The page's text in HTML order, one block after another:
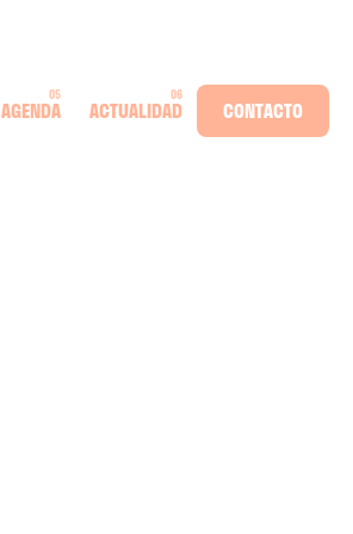
AGENDA ACTUALIDAD CONTACTO